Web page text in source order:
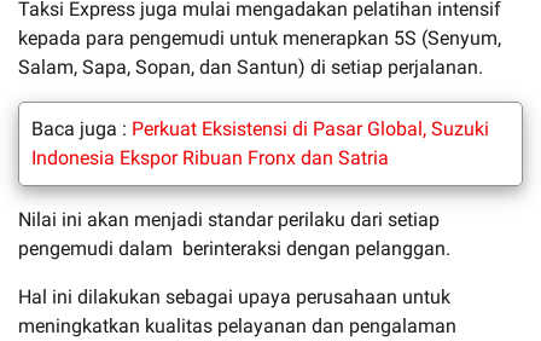
Taksi Express juga mulai mengadakan pelatihan intensif
kepada para pengemudi untuk menerapkan 5S (Senyum,
Salam, Sapa, Sopan, dan Santun) di setiap perjalanan.
Baca juga : Perkuat Eksistensi di Pasar Global, Suzuki
Indonesia Ekspor Ribuan Fronx dan Satria
Nilai ini akan menjadi standar perilaku dari setiap
pengemudi dalam berinteraksi dengan pelanggan.
Hal ini dilakukan sebagai upaya perusahaan untuk
meningkatkan kualitas pelayanan dan pengalaman